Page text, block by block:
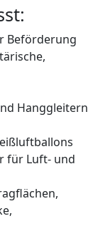
Beförderung
Hanggleitern
für Luft- und